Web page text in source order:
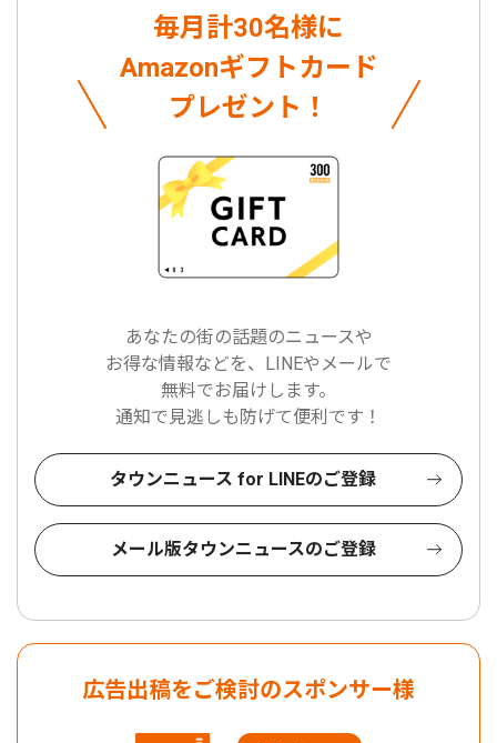
毎月計30名様に
Amazonギフトカード
プレゼント！
あなたの街の話題のニュースや
お得な情報などを、LINEやメールで
無料でお届けします。
通知で見逃しも防げて便利です！
タウンニュース for LINEのご登録
メール版タウンニュースのご登録
広告出稿をご検討のスポンサー様